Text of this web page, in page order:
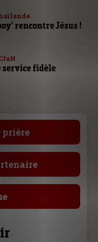
rencontre Jésus !
service fidèle
prière